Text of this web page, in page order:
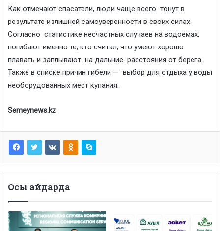
Как отмечают спасатели, люди чаще всего тонут в
результате излишней самоуверенности в своих силах.
Согласно статистике несчастных случаев на водоемах,
погибают именно те, кто считал, что умеют хорошо
плавать и заплывают на дальние расстояния от берега.
Также в списке причин гибели — выбор для отдыха у воды
необорудованных мест купания.
Semeynews.kz
Осы айдарда